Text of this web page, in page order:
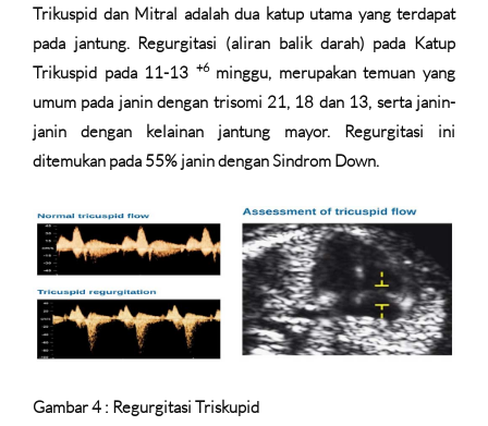
Trikuspid dan Mitral adalah dua katup utama yang terdapat
pada jantung. Regurgitasi (aliran balik darah) pada Katup
Trikuspid pada 11-13 +6minggu, merupakan temuan yang
umum pada janin dengan trisomi 21, 18 dan 13, serta janin-
janin dengan kelainan jantung mayor. Regurgitasi ini
ditemukan pada 55% janin dengan Sindrom Down.
Gambar 4 : Regurgitasi Triskupid